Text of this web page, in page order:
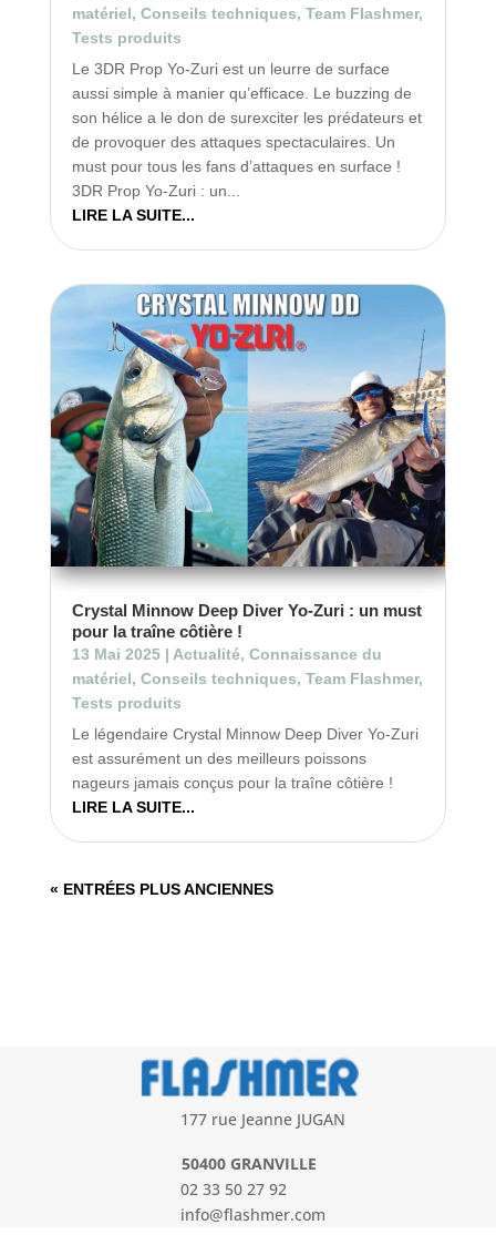
matériel, Conseils techniques, Team Flashmer,
Tests produits
Le 3DR Prop Yo-Zuri est un leurre de surface
aussi simple à manier qu’efficace. Le buzzing de
son hélice a le don de surexciter les prédateurs et
de provoquer des attaques spectaculaires. Un
must pour tous les fans d’attaques en surface !
3DR Prop Yo-Zuri : un...
LIRE LA SUITE...
Crystal Minnow Deep Diver Yo-Zuri : un must
pour la traîne côtière !
13 Mai 2025| Actualité, Connaissance du
matériel, Conseils techniques, Team Flashmer,
Tests produits
Le légendaire Crystal Minnow Deep Diver Yo-Zuri
est assurément un des meilleurs poissons
nageurs jamais conçus pour la traîne côtière !
LIRE LA SUITE...
« ENTRÉES PLUS ANCIENNES
177 rue Jeanne JUGAN
50400 GRANVILLE
02 33 50 27 92
info@flashmer.com